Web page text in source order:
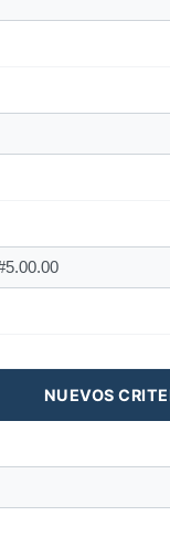
NUEVOS